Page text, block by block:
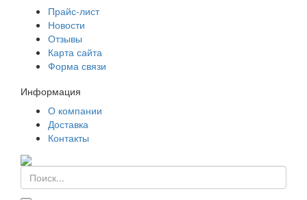
Прайс-лист
Новости
Отзывы
Карта сайта
Форма связи
Информация
О компании
Доставка
Контакты